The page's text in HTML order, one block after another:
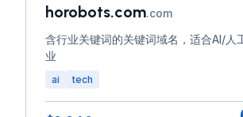
horobots.com.com
含行业关键词的关键词域名，适合AI/人
业
ai tech